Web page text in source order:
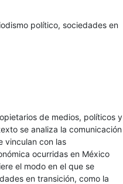
político, sociedades en
de medios, políticos y
se analiza la comunicación
vinculan con las
ocurridas en México
el modo en el que se
en transición, como la